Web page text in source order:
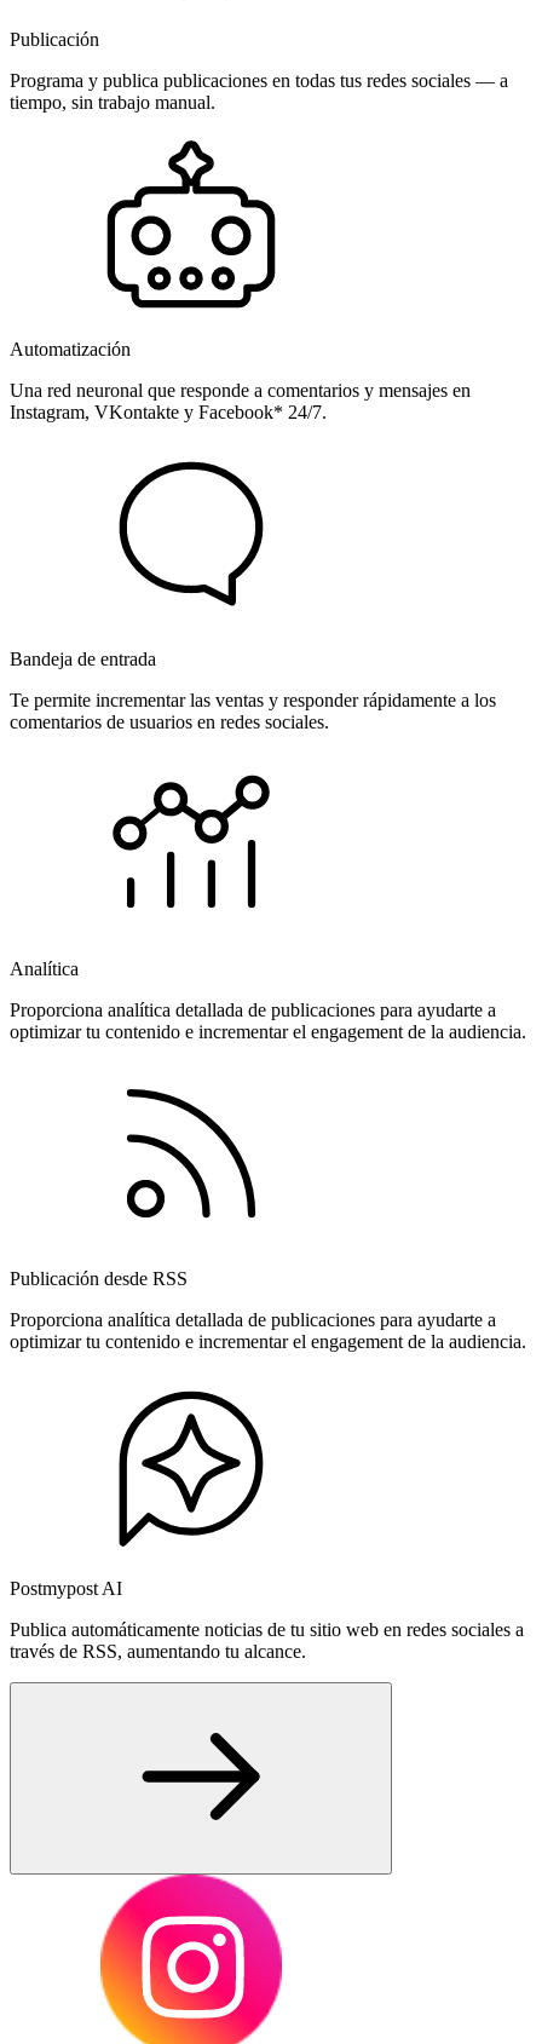
Publicación
Programa y publica publicaciones en todas tus redes sociales — a
tiempo, sin trabajo manual.
Automatización
Una red neuronal que responde a comentarios y mensajes en
Instagram, VKontakte y Facebook* 24/7.
Bandeja de entrada
Te permite incrementar las ventas y responder rápidamente a los
comentarios de usuarios en redes sociales.
Analítica
Proporciona analítica detallada de publicaciones para ayudarte a
optimizar tu contenido e incrementar el engagement de la audiencia.
Publicación desde RSS
Proporciona analítica detallada de publicaciones para ayudarte a
optimizar tu contenido e incrementar el engagement de la audiencia.
Postmypost AI
Publica automáticamente noticias de tu sitio web en redes sociales a
través de RSS, aumentando tu alcance.